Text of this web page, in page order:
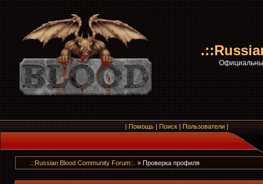
|Помощь|Поиск|Пользователи|
.::Russian Blood Community Forum::. » Проверка профиля